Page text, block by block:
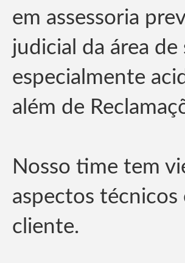
em assessoria
judicial da área
especialmente
além de
Nosso time tem
aspectos técnicos
cliente.